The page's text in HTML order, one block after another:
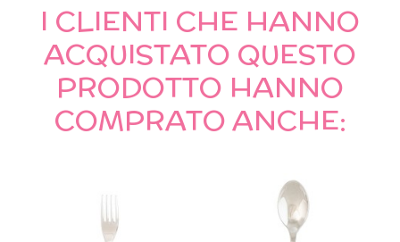
I CLIENTI CHE HANNO
ACQUISTATO QUESTO
PRODOTTO HANNO
COMPRATO ANCHE: